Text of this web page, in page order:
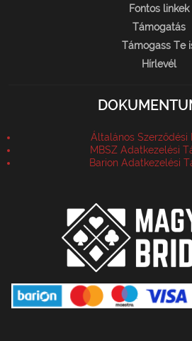
Fontos linkek
Támogatás
Támogass Te
Hírlevél
Általános Szerződési
MBSZ Adatkezelési
Barion Adatkezelési